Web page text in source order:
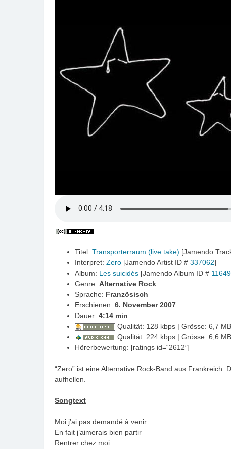
Titel: Transporterraum (live take) [Jamendo
Interpret: Zero [Jamendo Artist ID # 337062]
Album: Les suicidés [Jamendo Album ID # 11649
Genre: Alternative Rock
Sprache: Französisch
Erschienen: 6. November 2007
Dauer: 4:14 min
Qualität: 128 kbps | Grösse: 6,7 MB
Qualität: 224 kbps | Grösse: 6,6 MB
Hörerbewertung: [ratings id=“2612″]
“Zero” ist eine Alternative Rock-Band aus
aufhellen.
Songtext
Moi j’ai pas demandé à venir
En fait j’aimerais bien partir
Rentrer chez moi